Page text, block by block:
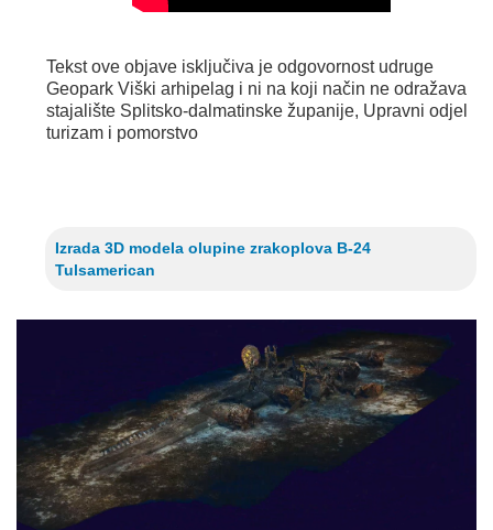
Tekst ove objave isključiva je odgovornost udruge
Geopark Viški arhipelag i ni na koji način ne odražava
stajalište Splitsko-dalmatinske županije, Upravni odjel
turizam i pomorstvo
Izrada 3D modela olupine zrakoplova B-24
Tulsamerican